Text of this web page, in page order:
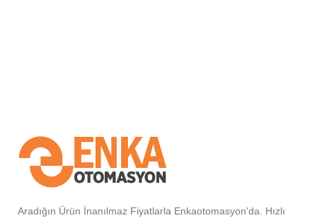
Aradığın Ürün İnanılmaz Fiyatlarla Enkaotomasyon'da. Hızlı